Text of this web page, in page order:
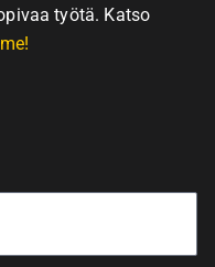
työtä. Katso